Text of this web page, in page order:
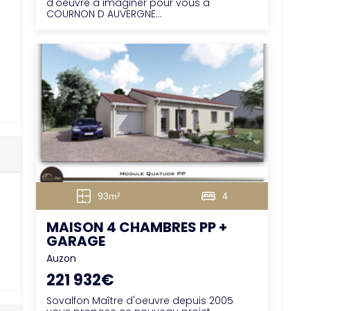
d'oeuvre à imaginer pour vous à
COURNON D AUVERGNE...
93m² 4
MAISON 4 CHAMBRES PP +
GARAGE
Auzon
221 932€
Sovalfon Maître d'oeuvre depuis 2005